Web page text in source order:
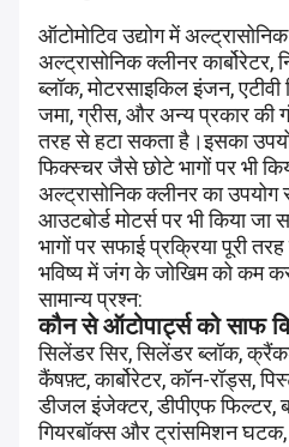
ऑटोमोटिव उद्योग में
अल्ट्रासोनिक क्लीनर
ब्लॉक, मोटरसाइकिल इंजन,
जमा, ग्रीस, और अन्य प्रकार की
तरह से हटा सकता है।इसका
फिक्स्चर जैसे छोटे भागों पर भी
अल्ट्रासोनिक क्लीनर का उपयोग
आउटबोर्ड मोटर्स पर भी किया जा
भागों पर सफाई प्रक्रिया पूरी
भविष्य में जंग के जोखिम को कम
सामान्य प्रश्न:
कौन से ऑटोपार्ट्स को साफ
सिलेंडर सिर, सिलेंडर ब्लॉक,
कैंषफ़्ट, कार्बोरेटर, कॉन-रॉड्स,
डीजल इंजेक्टर, डीपीएफ
गियरबॉक्स और ट्रांसमिशन